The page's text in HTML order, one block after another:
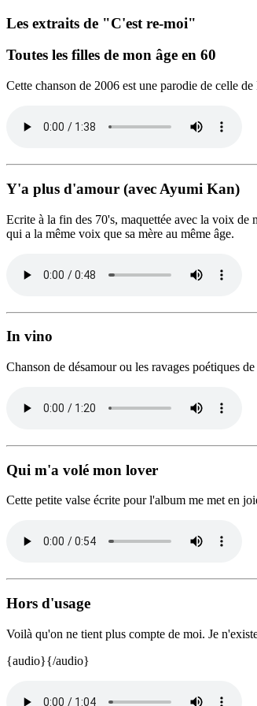
Les extraits de "C'est re-moi"
Toutes les filles de mon âge en 60
Cette chanson de 2006 est une parodie de celle
Y'a plus d'amour (avec Ayumi Kan)
Ecrite à la fin des 70's, maquettée avec la voix de
qui a la même voix que sa mère au même âge.
In vino
Chanson de désamour ou les ravages poétiques
Qui m'a volé mon lover
Cette petite valse écrite pour l'album me met en
Hors d'usage
Voilà qu'on ne tient plus compte de moi. Je
{audio}{/audio}